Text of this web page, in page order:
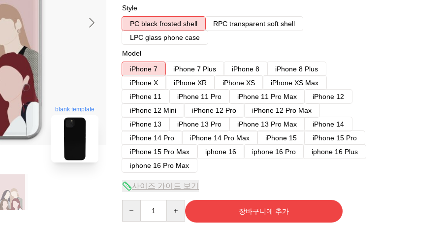
blank template
Style
PC black frosted shell
RPC transparent soft shell
LPC glass phone case
Model
iPhone 7
iPhone 7 Plus iPhone 8
iPhone 8 Plus
iPhone X
iPhone XR iPhone XS
iPhone XS Max
iPhone 11
iPhone 11 Pro iPhone 11 Pro Max
iPhone 12
iPhone 12 Mini
iPhone 12 Pro
iPhone 12 Pro Max
iPhone 13
iPhone 13 Pro iPhone 13 Pro Max
iPhone 14
iPhone 14 Pro
iPhone 14 Pro Max iPhone 15
iPhone 15 Pro
iPhone 15 Pro Max
iphone 16 iphone 16 Pro
iphone 16 Plus
iphone 16 Pro Max
사이즈 가이드 보기
장바구니에 추가